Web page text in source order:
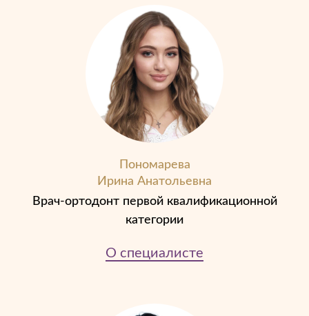
Пономарева
Ирина Анатольевна
Врач-ортодонт первой квалификационной
категории
О специалисте